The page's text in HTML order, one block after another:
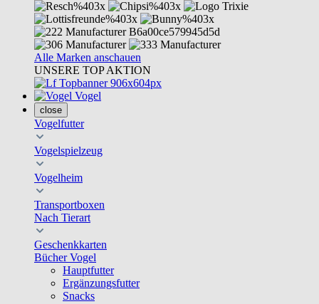
Alle Marken anschauen
UNSERE TOP AKTION
Vogel
close
Vogelfutter
Vogelspielzeug
Vogelheim
Transportboxen
Nach Tierart
Geschenkkarten
Bücher Vogel
Hauptfutter
Ergänzungsfutter
Snacks